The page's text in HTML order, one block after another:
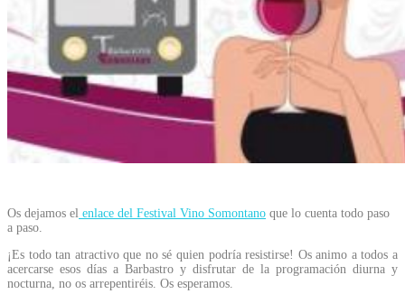
Os dejamos el enlace del Festival Vino Somontano que lo cuenta todo paso
a paso.
¡Es todo tan atractivo que no sé quien podría resistirse! Os animo a todos a
acercarse esos días a Barbastro y disfrutar de la programación diurna y
nocturna, no os arrepentiréis. Os esperamos.